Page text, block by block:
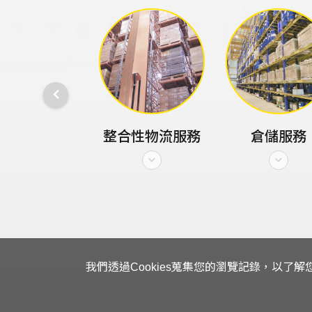
整合性物流服務 倉儲服務
我們透過Cookies蒐集您的瀏覽記錄，以了解